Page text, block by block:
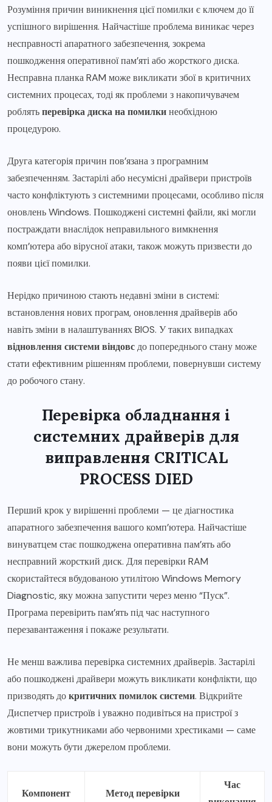
Розуміння причин виникнення цієї помилки є ключем до її
успішного вирішення. Найчастіше проблема виникає через
несправності апаратного забезпечення, зокрема
пошкодження оперативної пам’яті або жорсткого диска.
Несправна планка RAM може викликати збої в критичних
системних процесах, тоді як проблеми з накопичувачем
роблятьперевірка диска на помилкинеобхідною
процедурою.
Друга категорія причин пов’язана з програмним
забезпеченням. Застарілі або несумісні драйвери пристроїв
часто конфліктують з системними процесами, особливо після
оновлень Windows. Пошкоджені системні файли, які могли
постраждати внаслідок неправильного вимкнення
комп’ютера або вірусної атаки, також можуть призвести до
появи цієї помилки.
Нерідко причиною стають недавні зміни в системі:
встановлення нових програм, оновлення драйверів або
навіть зміни в налаштуваннях BIOS. У таких випадках
відновлення системи віндовсдо попереднього стану може
стати ефективним рішенням проблеми, повернувши систему
до робочого стану.
Перевірка обладнання і
системних драйверів для
виправлення CRITICAL
PROCESS DIED
Перший крок у вирішенні проблеми — це діагностика
апаратного забезпечення вашого комп’ютера. Найчастіше
винуватцем стає пошкоджена оперативна пам’ять або
несправний жорсткий диск. Для перевірки RAM
скористайтеся вбудованою утилітою Windows Memory
Diagnostic, яку можна запустити через меню “Пуск”.
Програма перевірить пам’ять під час наступного
перезавантаження і покаже результати.
Не менш важлива перевірка системних драйверів. Застарілі
або пошкоджені драйвери можуть викликати конфлікти, що
призводять докритичних помилок системи. Відкрийте
Диспетчер пристроїв і уважно подивіться на пристрої з
жовтими трикутниками або червоними хрестиками — саме
вони можуть бути джерелом проблеми.
Компонент Метод перевірки
Час